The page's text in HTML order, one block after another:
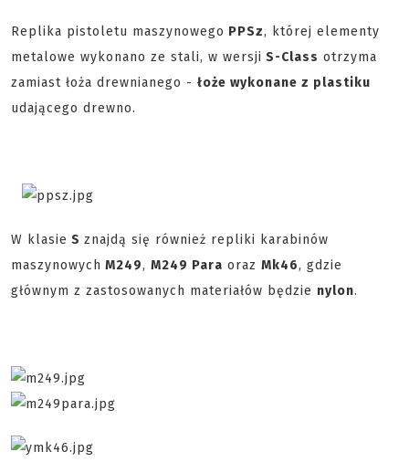
Replika pistoletu maszynowego PPSz, której elementy
metalowe wykonano ze stali, w wersji S-Class otrzyma
zamiast łoża drewnianego - łoże wykonane z plastiku
udającego drewno.
W klasie S znajdą się również repliki karabinów
maszynowych M249, M249 Para oraz Mk46, gdzie
głównym z zastosowanych materiałów będzie nylon.